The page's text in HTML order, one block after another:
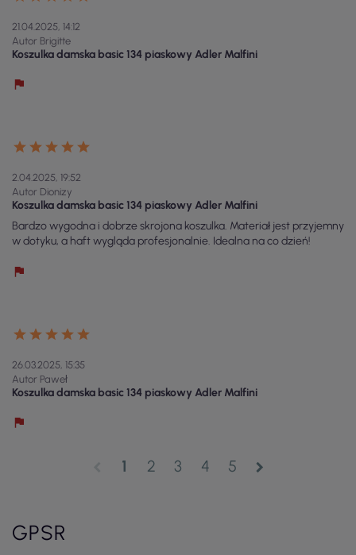
21.04.2025, 14:12
Autor Brigitte
Koszulka damska basic 134 piaskowy Adler Malfini
2.04.2025, 19:52
Autor Dionizy
Koszulka damska basic 134 piaskowy Adler Malfini
Bardzo wygodna i dobrze skrojona koszulka. Materiał jest przyjemny
w dotyku, a haft wygląda profesjonalnie. Idealna na co dzień!
26.03.2025, 15:35
Autor Paweł
Koszulka damska basic 134 piaskowy Adler Malfini
1 2 3 4 5 chevron_right
GPSR